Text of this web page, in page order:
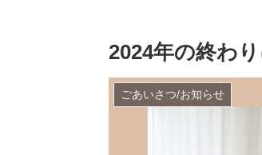
2024年の終わ
ごあいさつ/お知らせ